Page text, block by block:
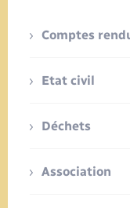
Comptes
Etat civil
Déchets
Association